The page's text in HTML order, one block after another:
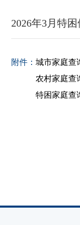
2026年3月特
附件： 城市家庭查
农村家庭查
特困家庭查